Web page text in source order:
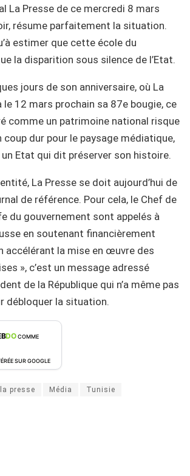
La Presse de ce mercredi 8 mars
résume parfaitement la situation.
estimer que cette école du
la disparition sous silence de l’Etat.
jours de son anniversaire, où La
le 12 mars prochain sa 87e bougie, ce
comme un patrimoine national risque
coup dur pour le paysage médiatique,
Etat qui dit préserver son histoire.
La Presse se doit aujourd’hui de
de référence. Pour cela, le Chef de
du gouvernement sont appelés à
en soutenant financièrement
accélérant la mise en œuvre des
», c’est un message adressé
de la République qui n’a même pas
débloquer la situation.
DOCOMME
SUR GOOGLE
la presse Média Tunisie